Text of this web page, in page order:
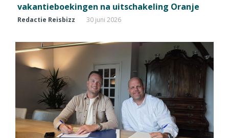
vakantieboekingen na uitschakeling Oranje
Redactie Reisbizz 30 juni 2026